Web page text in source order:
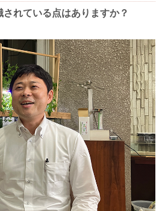
されている点はありますか？